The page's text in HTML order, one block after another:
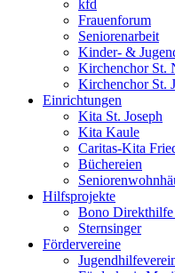
kfd
Frauenforum
Seniorenarbeit
Kinder- &
Kirchenchor St.
Kirchenchor St.
Einrichtungen
Kita St. Joseph
Kita Kaule
Caritas-Kita
Büchereien
Hilfsprojekte
Bono Direkthilfe
Sternsinger
Fördervereine